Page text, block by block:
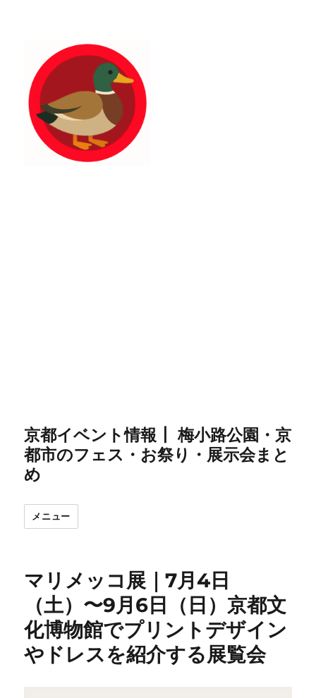
京都イベント情報┃ 梅小路公園・京
都市のフェス・お祭り・展示会まと
め
メニュー
マリメッコ展｜7月4日
（土）〜9月6日（日）京都文
化博物館でプリントデザイン
やドレスを紹介する展覧会